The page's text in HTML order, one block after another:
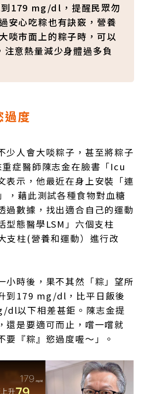
179 mg/dl，提醒民眾勿
安心吃粽也有訣竅，營養
啖市面上的粽子時，可以
注意熱量減少身體過多負
過度
少人會大啖粽子，甚至將粽子
症醫師陳志金在臉書「Icu
表示，他最近在身上安裝「連
，藉此測試各種食物對血糖
過數據，找出適合自己的運動
型態醫學LSM」六個支柱
柱(營養和運動）進行改
小時後，果不其然「粽」望所
到179 mg/dl，比平日飯後
dl以下相差甚鉅。陳志金提
還是要適可而止，嚐一嚐就
要『粽』慾過度喔～」。